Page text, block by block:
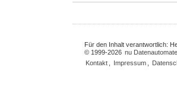
Für den Inhalt verantwortlich:
© 1999-2026 nu
Kontakt
Impressum